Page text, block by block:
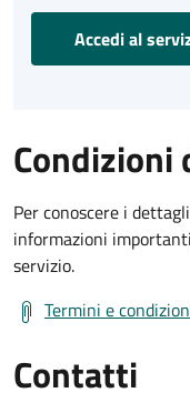
Accedi al
Condizioni
Per conoscere i
informazioni
servizio.
Termini e
Contatti